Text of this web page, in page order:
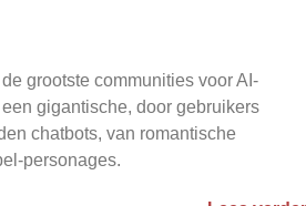
grootste communities voor AI-
gigantische, door gebruikers
chatbots, van romantische
personages.